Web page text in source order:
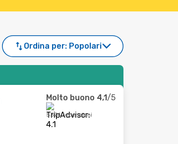
Ordina per: Popolari
Molto buono 4,1/5
5374 recensioni